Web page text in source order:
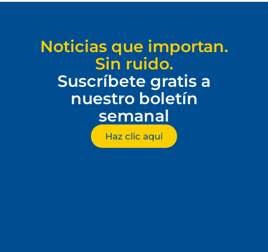
Noticias que importan.
Sin ruido.
Suscríbete gratis a
nuestro boletín
semanal
Haz clic aquí